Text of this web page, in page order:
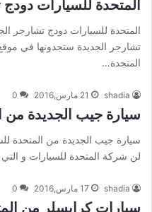
المتحدة للسيارات
المتحدة للسيارات دودج تشارجر
تشارجر الجديدة ستجدونها في
المتحدة…
shadia 21 مارس,2016 0
سيارة جيب الجديدة من
سيارة جيب الجديدة من المتحدة
لن شركة المتحدة للسيارات و
shadia 17 مارس,2016 0
سيارات كرايسلر من